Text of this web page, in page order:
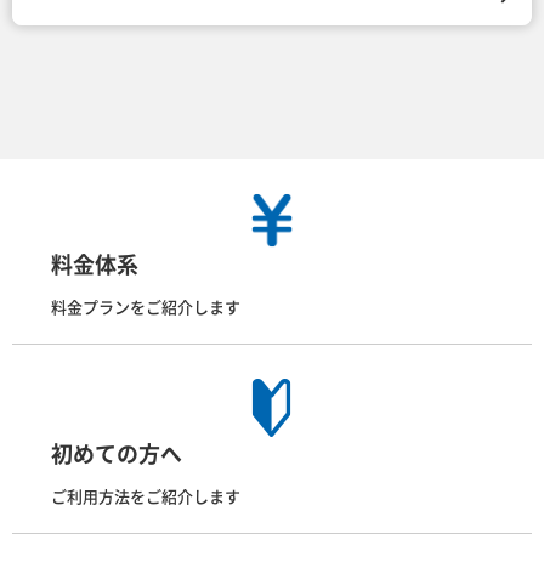
料金体系
料金プランをご紹介します
初めての方へ
ご利用方法をご紹介します